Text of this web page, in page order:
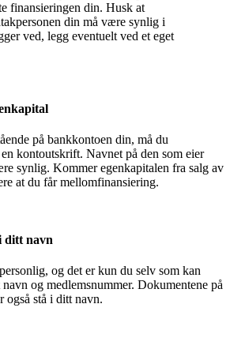
finansieringen din. Husk at
din må være synlig i
ved, legg eventuelt ved et eget
på bankkontoen din, må du
kontoutskrift. Navnet på den som eier
synlig. Kommer egenkapitalen fra salg av
at du får mellomfinansiering.
ditt navn
og det er kun du selv som kan
og medlemsnummer. Dokumentene på
også stå i ditt navn.